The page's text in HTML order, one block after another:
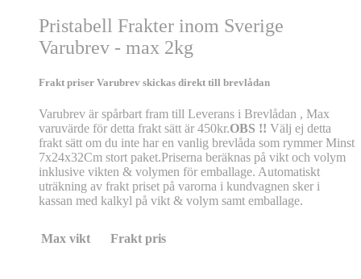
Pristabell Frakter inom Sverige
Varubrev - max 2kg
Frakt priser Varubrev skickas direkt till brevlådan
Varubrev är spårbart fram till Leverans i Brevlådan , Max
varuvärde för detta frakt sätt är 450kr.OBS !! Välj ej detta
frakt sätt om du inte har en vanlig brevlåda som rymmer Minst
7x24x32Cm stort paket.Priserna beräknas på vikt och volym
inklusive vikten & volymen för emballage. Automatiskt
uträkning av frakt priset på varorna i kundvagnen sker i
kassan med kalkyl på vikt & volym samt emballage.
Max vikt Frakt pris